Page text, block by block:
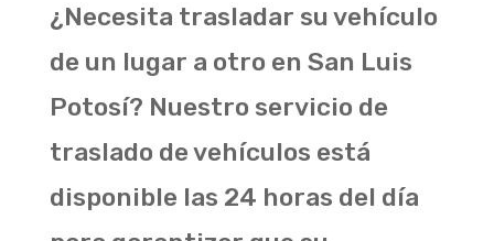
¿Necesita trasladar su vehículo
de un lugar a otro en San Luis
Potosí? Nuestro servicio de
traslado de vehículos está
disponible las 24 horas del día